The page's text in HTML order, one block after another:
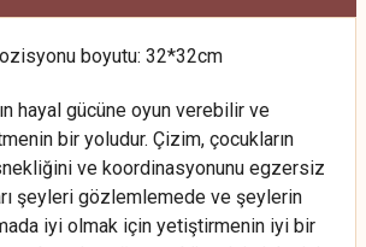
boyutu: 32*32cm
hayal gücüne oyun verebilir ve
bir yoludur. Çizim, çocukların
ve koordinasyonunu egzersiz
şeyleri gözlemlemede ve şeylerin
iyi olmak için yetiştirmenin iyi bir